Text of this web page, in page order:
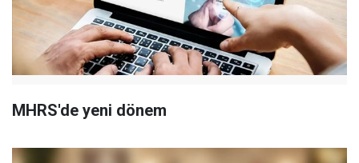
MHRS'de yeni dönem